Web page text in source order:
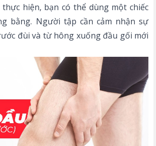
hiện, bạn có thể dùng một chiếc
bằng. Người tập cần cảm nhận sự
đùi và từ hông xuống đầu gối mới